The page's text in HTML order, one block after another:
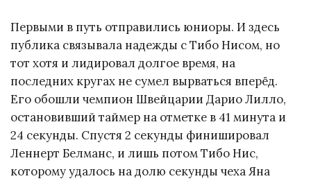
Первыми в путь отправились юниоры. И здесь
публика связывала надежды с Тибо Нисом, но
тот хотя и лидировал долгое время, на
последних кругах не сумел вырваться вперёд.
Его обошли чемпион Швейцарии Дарио Лилло,
остановивший таймер на отметке в 41 минута и
24 секунды. Спустя 2 секунды финишировал
Леннерт Белманс, и лишь потом Тибо Нис,
которому удалось на долю секунды чеха Яна